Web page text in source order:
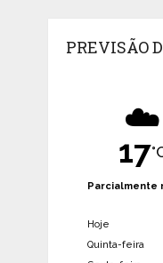
PREVISÃO
☁️
17
Parcialmente
Hoje
Quinta-feira